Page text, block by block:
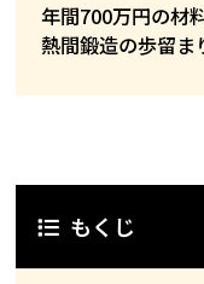
年間700万円の材
熱間鍛造の歩留ま
もくじ